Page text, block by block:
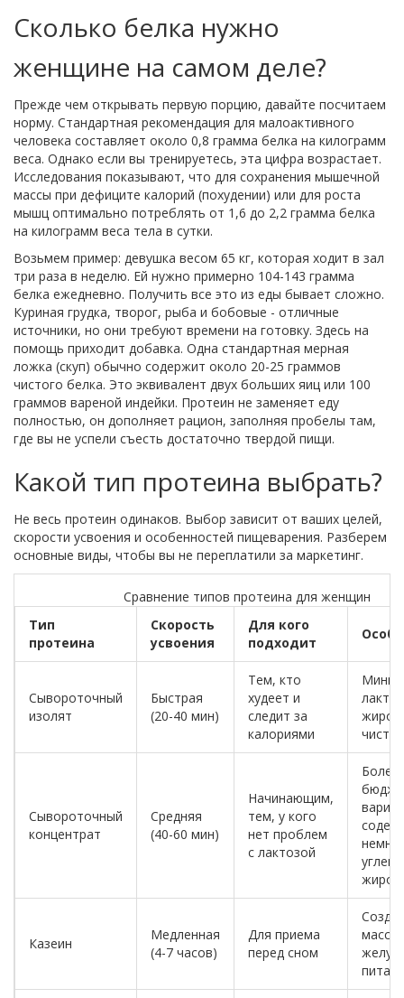
Сколько белка нужно
женщине на самом деле?
Прежде чем открывать первую порцию, давайте посчитаем
норму. Стандартная рекомендация для малоактивного
человека составляет около 0,8 грамма белка на килограмм
веса. Однако если вы тренируетесь, эта цифра возрастает.
Исследования показывают, что для сохранения мышечной
массы при дефиците калорий (похудении) или для роста
мышц оптимально потреблять от 1,6 до 2,2 грамма белка
на килограмм веса тела в сутки.
Возьмем пример: девушка весом 65 кг, которая ходит в зал
три раза в неделю. Ей нужно примерно 104-143 грамма
белка ежедневно. Получить все это из еды бывает сложно.
Куриная грудка, творог, рыба и бобовые - отличные
источники, но они требуют времени на готовку. Здесь на
помощь приходит добавка. Одна стандартная мерная
ложка (скуп) обычно содержит около 20-25 граммов
чистого белка. Это эквивалент двух больших яиц или 100
граммов вареной индейки. Протеин не заменяет еду
полностью, он дополняет рацион, заполняя пробелы там,
где вы не успели съесть достаточно твердой пищи.
Какой тип протеина выбрать?
Не весь протеин одинаков. Выбор зависит от ваших целей,
скорости усвоения и особенностей пищеварения. Разберем
основные виды, чтобы вы не переплатили за маркетинг.
Сравнение типов протеина для женщин
Тип
протеина
Скорость
усвоения
Для кого
подходит
Сывороточный
изолят
Быстрая
(20-40 мин)
Тем, кто
худеет и
следит за
калориями
Сывороточный
концентрат
Средняя
(40-60 мин)
Начинающим,
тем, у кого
нет проблем
с лактозой
Более
жиров
Казеин
Медленная
(4-7 часов)
Для приема
перед сном
массу